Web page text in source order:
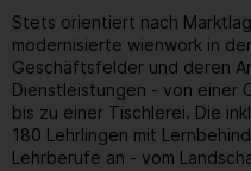
Stets orientiert nach
modernisierte wienwork in
Geschäftsfelder und deren
Dienstleistungen - von einer
bis zu einer Tischlerei. Die
180 Lehrlingen mit
Lehrberufe an - vom